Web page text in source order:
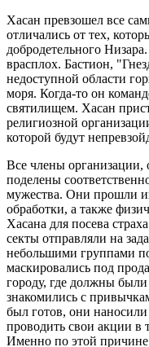
Хасан превзошел все
отличались от тех,
добродетельного
врасплох. Бастион,
недоступной области
моря. Когда-то он
святилищем. Хасан
религиозной
которой будут
Все члены организации,
поделены
мужества. Они прошли
обработки, а также
Хасана для посева
секты отправляли на
небольшими группами
маскировались под
городу, где должны
знакомились с
был готов, они
проводить свои акции в
Именно по этой